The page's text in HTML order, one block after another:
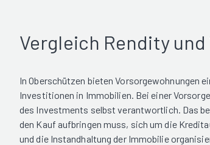
Vergleich Rendity
In Oberschützen bieten Vorsorgewohnungen
Investitionen in Immobilien. Bei einer
des Investments selbst verantwortlich. Das
den Kauf aufbringen muss, sich um die
und die Instandhaltung der Immobilie